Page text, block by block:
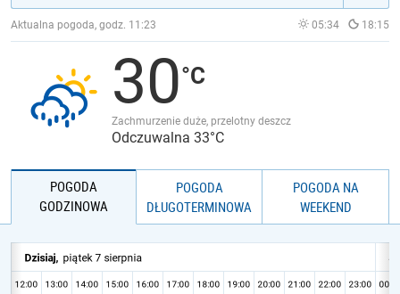
JAKOŚĆ POWIETRZA
Aktualna pogoda, godz. 11:23 05:34 18:15
30
Zachmurzenie duże, przelotny deszcz
Odczuwalna 33°C
POGODA
GODZINOWA
POGODA
DŁUGOTERMINOWA
POGODA NA
WEEKEND